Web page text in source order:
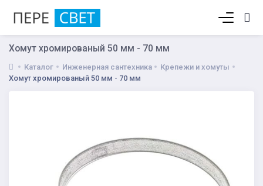
Хомут хромированый 50 мм - 70 мм
Каталог Инженерная сантехника
Крепежи и хомуты
Хомут хромированый 50 мм - 70 мм